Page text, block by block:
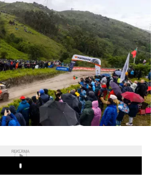
REKLAMA
Play